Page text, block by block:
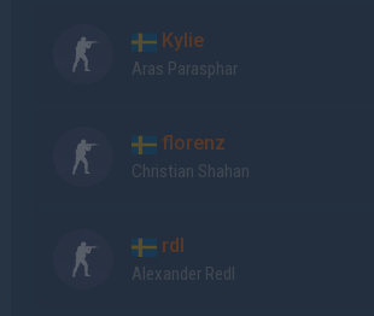
Kylie
Aras Parasphar
florenz
Christian Shahan
rdl
Alexander Redl